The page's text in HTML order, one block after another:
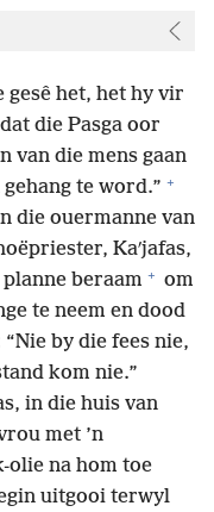
gesê het, het hy vir
die Pasga oor
van die mens gaan
te word.” +
die ouermanne van
Kaʹjafas,
beraam + om
te neem en dood
by die fees nie,
kom nie.”
in die huis van
met ’n
na hom toe
uitgooi terwyl